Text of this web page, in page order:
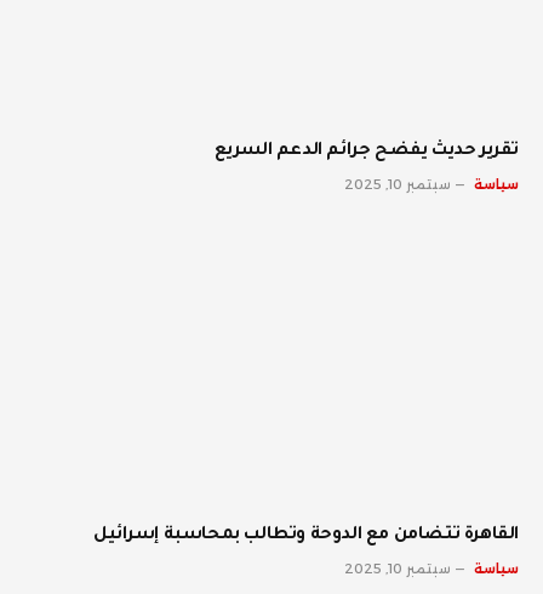
تقرير حديث يفضح جرائم الدعم السريع
سياسة سبتمبر 10, 2025
القاهرة تتضامن مع الدوحة وتطالب بمحاسبة إسرائيل
سياسة سبتمبر 10, 2025